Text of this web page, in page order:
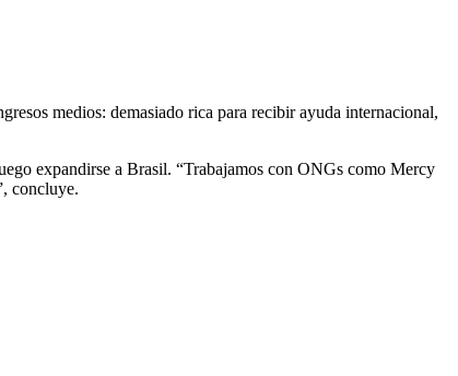
medios: demasiado rica para recibir ayuda internacional,
expandirse a Brasil. “Trabajamos con ONGs como Mercy
concluye.